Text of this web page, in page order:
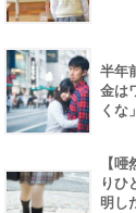
半年
金は
くな
【
りひ
明し